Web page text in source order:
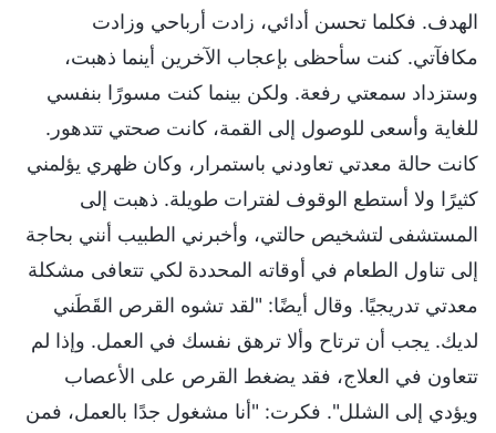
الهدف. فكلما تحسن أدائي، زادت أرباحي وزادت
مكافآتي. كنت سأحظى بإعجاب الآخرين أينما ذهبت،
وستزداد سمعتي رفعة. ولكن بينما كنت مسورًا بنفسي
للغاية وأسعى للوصول إلى القمة، كانت صحتي تتدهور.
كانت حالة معدتي تعاودني باستمرار، وكان ظهري يؤلمني
كثيرًا ولا أستطع الوقوف لفترات طويلة. ذهبت إلى
المستشفى لتشخيص حالتي، وأخبرني الطبيب أنني بحاجة
إلى تناول الطعام في أوقاته المحددة لكي تتعافى مشكلة
معدتي تدريجيًا. وقال أيضًا: "لقد تشوه القرص القَطَني
لديك. يجب أن ترتاح وألا ترهق نفسك في العمل. وإذا لم
تتعاون في العلاج، فقد يضغط القرص على الأعصاب
ويؤدي إلى الشلل". فكرت: "أنا مشغول جدًا بالعمل، فمن